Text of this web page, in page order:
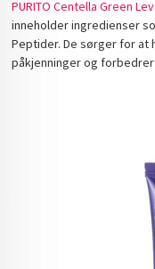
PURITO Centella Green
inneholder ingredienser
Peptider. De sørger for
påkjenninger og